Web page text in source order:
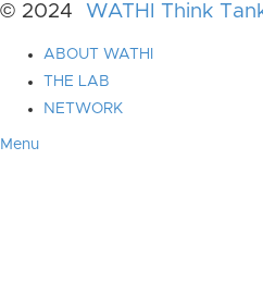
© 2024 WATHI Think
ABOUT WATHI
THE LAB
NETWORK
Menu